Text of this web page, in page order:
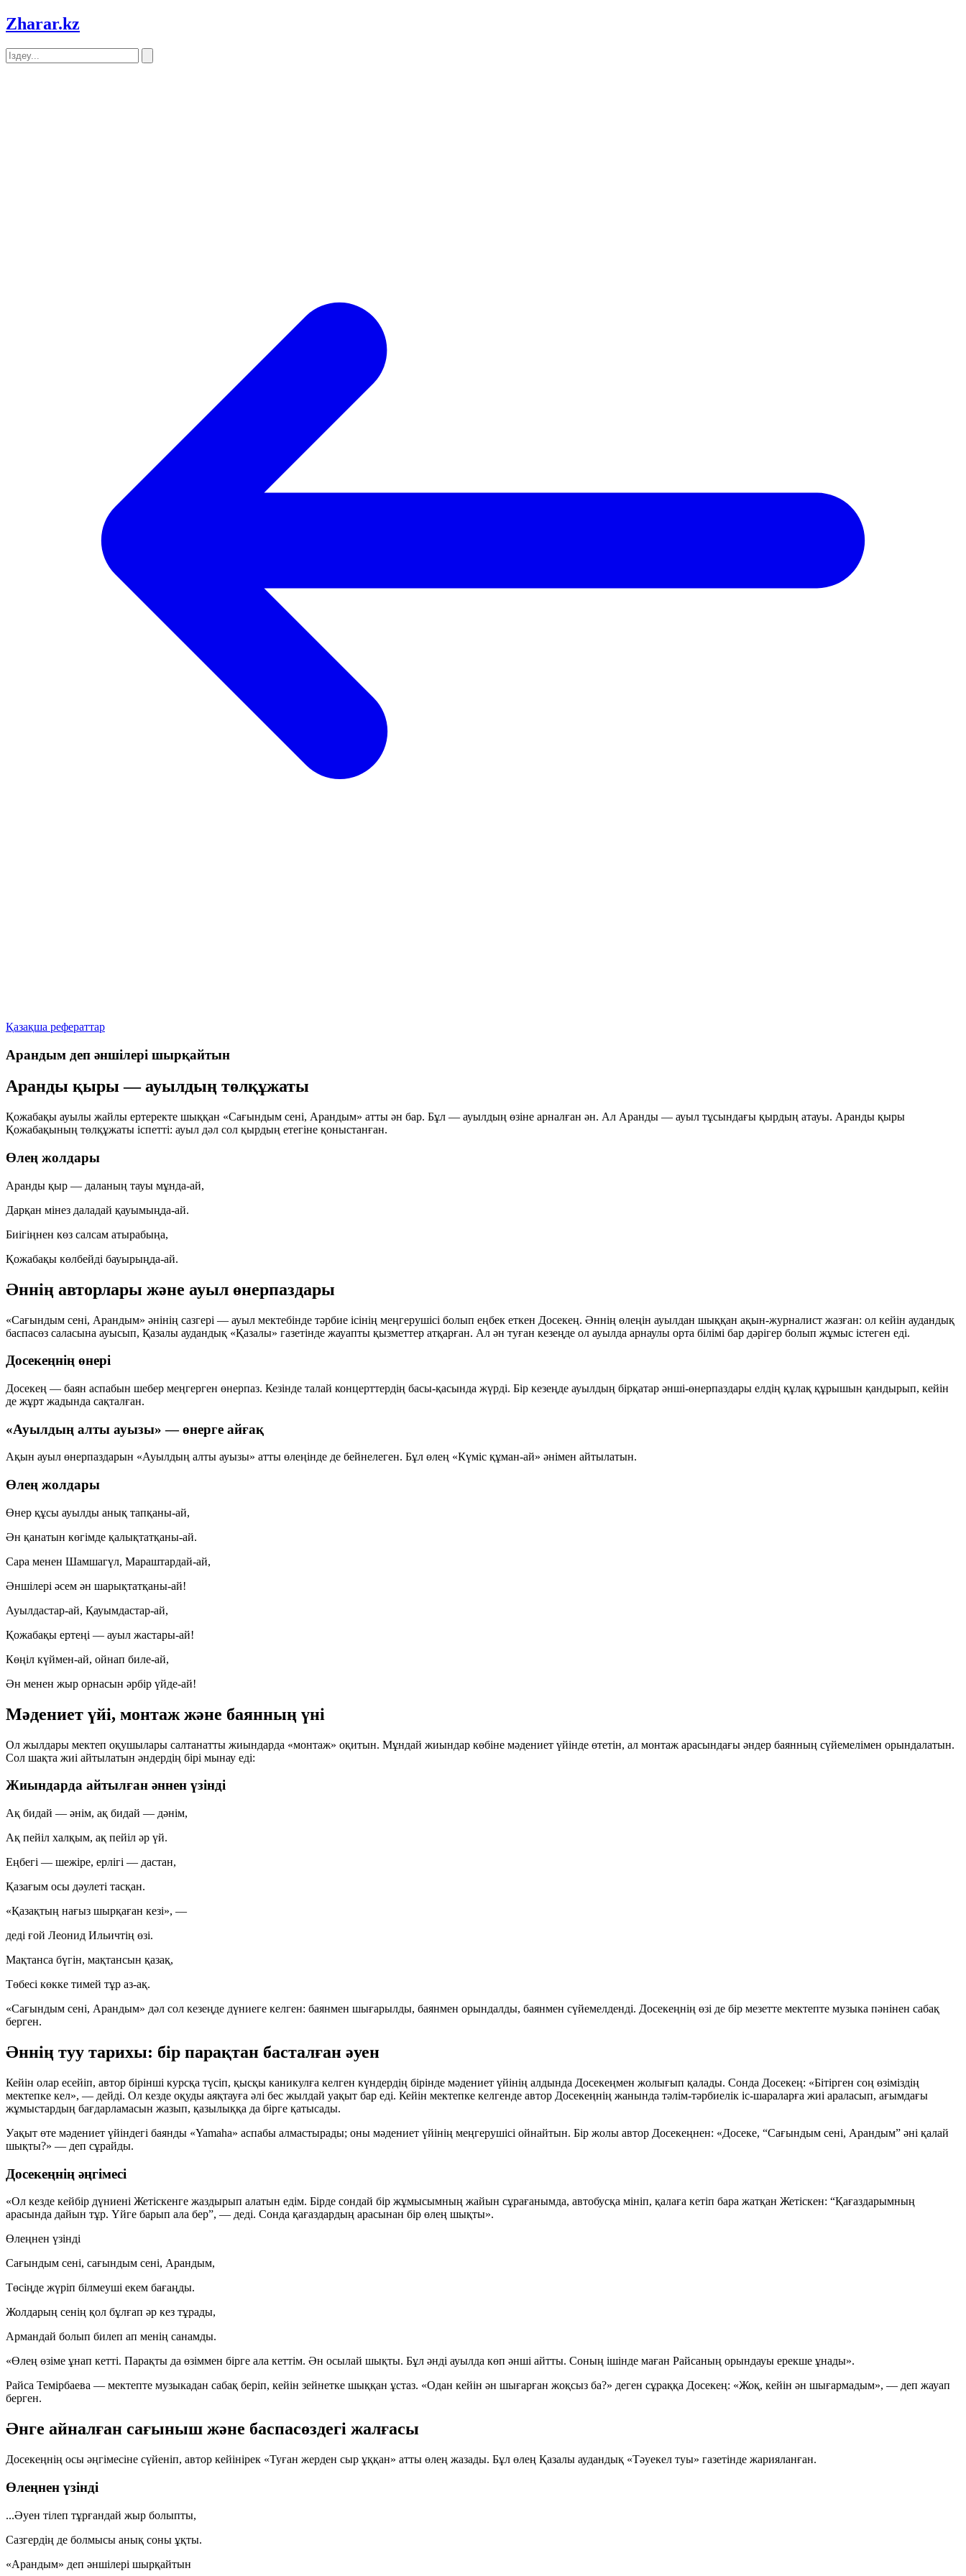
Zharar.kz
Қазақша рефераттар
Арандым деп әншілері шырқайтын
Аранды қыры — ауылдың төлқұжаты
Қожабақы ауылы жайлы ертеректе шыққан «Сағындым сені, Арандым» атты ән бар. Бұл — ауылдың өзіне арналған ән. Ал Аранды — ауыл тұсындағы қырдың атауы. Аранды қыры
Қожабақының төлқұжаты іспетті: ауыл дәл сол қырдың етегіне қоныстанған.
Өлең жолдары
Аранды қыр — даланың тауы мұнда-ай,
Дарқан мінез даладай қауымыңда-ай.
Биігіңнен көз салсам атырабыңа,
Қожабақы көлбейді бауырыңда-ай.
Әннің авторлары және ауыл өнерпаздары
«Сағындым сені, Арандым» әнінің сазгері — ауыл мектебінде тәрбие ісінің меңгерушісі болып еңбек еткен Досекең. Әннің өлеңін ауылдан шыққан ақын-журналист жазған: ол кейін аудандық
баспасөз саласына ауысып, Қазалы аудандық «Қазалы» газетінде жауапты қызметтер атқарған. Ал ән туған кезеңде ол ауылда арнаулы орта білімі бар дәрігер болып жұмыс істеген еді.
Досекеңнің өнері
Досекең — баян аспабын шебер меңгерген өнерпаз. Кезінде талай концерттердің басы-қасында жүрді. Бір кезеңде ауылдың бірқатар әнші-өнерпаздары елдің құлақ құрышын қандырып, кейін
де жұрт жадында сақталған.
«Ауылдың алты ауызы» — өнерге айғақ
Ақын ауыл өнерпаздарын «Ауылдың алты ауызы» атты өлеңінде де бейнелеген. Бұл өлең «Күміс құман-ай» әнімен айтылатын.
Өлең жолдары
Өнер құсы ауылды анық тапқаны-ай,
Ән қанатын көгімде қалықтатқаны-ай.
Сара менен Шамшагүл, Мараштардай-ай,
Әншілері әсем ән шарықтатқаны-ай!
Ауылдастар-ай, Қауымдастар-ай,
Қожабақы ертеңі — ауыл жастары-ай!
Көңіл күймен-ай, ойнап биле-ай,
Ән менен жыр орнасын әрбір үйде-ай!
Мәдениет үйі, монтаж және баянның үні
Ол жылдары мектеп оқушылары салтанатты жиындарда «монтаж» оқитын. Мұндай жиындар көбіне мәдениет үйінде өтетін, ал монтаж арасындағы әндер баянның сүйемелімен орындалатын.
Сол шақта жиі айтылатын әндердің бірі мынау еді:
Жиындарда айтылған әннен үзінді
Ақ бидай — әнім, ақ бидай — дәнім,
Ақ пейіл халқым, ақ пейіл әр үй.
Еңбегі — шежіре, ерлігі — дастан,
Қазағым осы дәулеті тасқан.
«Қазақтың нағыз шырқаған кезі», —
деді ғой Леонид Ильичтің өзі.
Мақтанса бүгін, мақтансын қазақ,
Төбесі көкке тимей тұр аз-ақ.
«Сағындым сені, Арандым» дәл сол кезеңде дүниеге келген: баянмен шығарылды, баянмен орындалды, баянмен сүйемелденді. Досекеңнің өзі де бір мезетте мектепте музыка пәнінен сабақ
берген.
Әннің туу тарихы: бір парақтан басталған әуен
Кейін олар есейіп, автор бірінші курсқа түсіп, қысқы каникулға келген күндердің бірінде мәдениет үйінің алдында Досекеңмен жолығып қалады. Сонда Досекең: «Бітірген соң өзіміздің
мектепке кел», — дейді. Ол кезде оқуды аяқтауға әлі бес жылдай уақыт бар еді. Кейін мектепке келгенде автор Досекеңнің жанында тәлім-тәрбиелік іс-шараларға жиі араласып, ағымдағы
жұмыстардың бағдарламасын жазып, қазылыққа да бірге қатысады.
Уақыт өте мәдениет үйіндегі баянды «Yamaha» аспабы алмастырады; оны мәдениет үйінің меңгерушісі ойнайтын. Бір жолы автор Досекеңнен: «Досеке, “Сағындым сені, Арандым” әні қалай
шықты?» — деп сұрайды.
Досекеңнің әңгімесі
«Ол кезде кейбір дүниені Жетіскенге жаздырып алатын едім. Бірде сондай бір жұмысымның жайын сұрағанымда, автобусқа мініп, қалаға кетіп бара жатқан Жетіскен: “Қағаздарымның
арасында дайын тұр. Үйге барып ала бер”, — деді. Сонда қағаздардың арасынан бір өлең шықты».
Өлеңнен үзінді
Сағындым сені, сағындым сені, Арандым,
Төсіңде жүріп білмеуші екем бағаңды.
Жолдарың сенің қол бұлғап әр кез тұрады,
Армандай болып билеп ап менің санамды.
«Өлең өзіме ұнап кетті. Парақты да өзіммен бірге ала кеттім. Ән осылай шықты. Бұл әнді ауылда көп әнші айтты. Соның ішінде маған Райсаның орындауы ерекше ұнады».
Райса Темірбаева — мектепте музыкадан сабақ беріп, кейін зейнетке шыққан ұстаз. «Одан кейін ән шығарған жоқсыз ба?» деген сұраққа Досекең: «Жоқ, кейін ән шығармадым», — деп жауап
берген.
Әнге айналған сағыныш және баспасөздегі жалғасы
Досекеңнің осы әңгімесіне сүйеніп, автор кейінірек «Туған жерден сыр ұққан» атты өлең жазады. Бұл өлең Қазалы аудандық «Тәуекел туы» газетінде жарияланған.
Өлеңнен үзінді
...Әуен тілеп тұрғандай жыр болыпты,
Сазгердің де болмысы анық соны ұқты.
«Арандым» деп әншілері шырқайтын